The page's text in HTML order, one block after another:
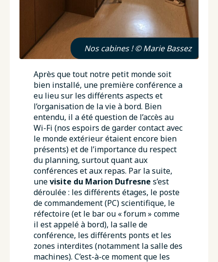
Nos cabines ! © Marie Bassez
Après que tout notre petit monde soit
bien installé, une première conférence a
eu lieu sur les différents aspects et
l’organisation de la vie à bord. Bien
entendu, il a été question de l’accès au
Wi-Fi (nos espoirs de garder contact avec
le monde extérieur étaient encore bien
présents) et de l’importance du respect
du planning, surtout quant aux
conférences et aux repas. Par la suite,
unevisite du Marion Dufresne s’est
déroulée : les différents étages, le poste
de commandement (PC) scientifique, le
réfectoire (et le bar ou « forum » comme
il est appelé à bord), la salle de
conférence, les différents ponts et les
zones interdites (notamment la salle des
machines). C’est-à-ce moment que les